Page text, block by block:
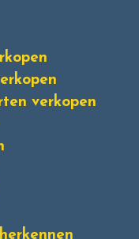
verkopen